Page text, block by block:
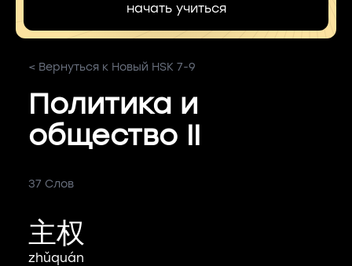
начать учиться
< Вернуться к Новый HSK 7-9
Политика и
общество II
37 Слов
主权
zhǔquán